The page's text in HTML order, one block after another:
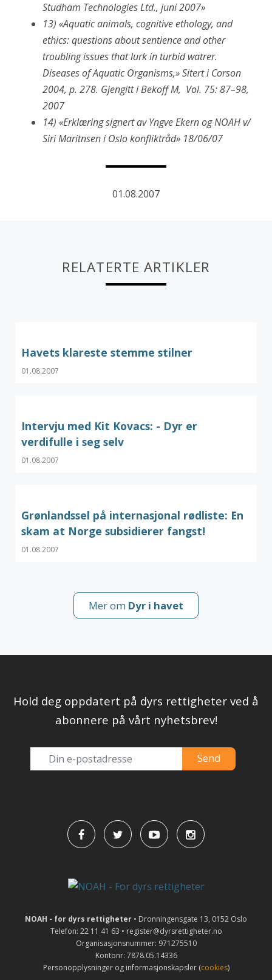
Studham Technologies Ltd., juni 2007»
13) «Aquatic animals, cognitive ethology, and
ethics: questions about sentience and other
troubling issues that lurk in turbid watrer.
Diseases of Aquatic Organisms,» Sitert i Corson
2004, p. 278. Gjengitt i Bekoff M, Vol. 75: 87–98,
2007
14) «Erklæring signert av Yngve Ekern og NOAH v/
Siri Maritnsen i Oslo konfliktråd» 18/06/07
01.08.2007
RELATERTE ARTIKLER
Havets klareste stemme stilner
01.08.2007
Intervju med Kit Kovacs: - Dyr er
verdifulle i seg selv
01.08.2007
Grønlandssel på internasjonal rødliste: En
skam at Norge subsidierer fangst!
01.08.2007
Mer om Dyr i havet
Hold deg oppdatert på dyrs rettigheter ved å
abonnere på vårt nyhetsbrev!
NOAH - for dyrs rettigheter • Dronningensgate 13, 0152 Oslo
Telefon: 22 11 41 63 • register@dyrsrettigheter.no
Organisasjonsnummer: 971275510
Kontonr: 7878.05.14336
Personopplysninger og informasjonskapsler (cookies)